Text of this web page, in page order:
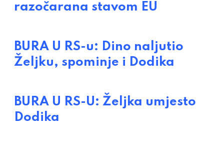
razočarana stavom EU
BURA U RS-u: Dino naljutio
Željku, spominje i Dodika
BURA U RS-U: Željka umjesto
Dodika